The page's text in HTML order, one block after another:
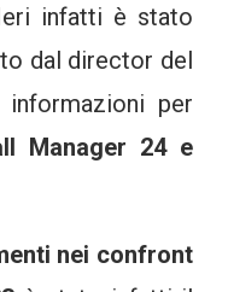
infatti è stato
dal director del
per
Manager 24 e
nei confront